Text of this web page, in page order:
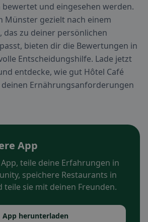
und eingesehen werden.
Münster gezielt nach einem
das zu deiner persönlichen
bieten dir die Bewertungen in
Entscheidungshilfe. Lade jetzt
entdecke, wie gut Hôtel Café
deinen Ernährungsanforderungen
App
teile deine Erfahrungen in
speichere Restaurants in
teile sie mit deinen Freunden.
App herunterladen